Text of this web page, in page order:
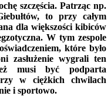
szczęścia. Patrząc np.
to przy całym
dla większości kibiców
W tym zespole
które było
zasłużenie wygrali ten
musi być podparta
w ciężkich chwilach
i sportowo.